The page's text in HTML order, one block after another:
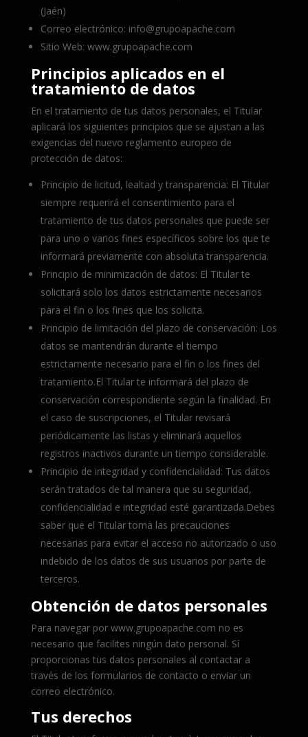
(Jaén)
Correo electrónico: info@grupoapache.com
Sitio Web: www.grupoapache.com
Principios aplicados en el
tratamiento de datos
En el tratamiento de tus datos personales, el Titular
aplicará los siguientes principios que se ajustan a las
exigencias del nuevo reglamento europeo de
protección de datos:
Principio de licitud, lealtad y transparencia: El Titular
siempre requerirá el consentimiento para el
tratamiento de tus datos personales que puede ser
para uno o varios fines específicos sobre los que te
informará previamente con absoluta transparencia.
Principio de minimización de datos: El Titular te
solicitará solo los datos estrictamente necesarios
para el fin o los fines que los solicita.
Principio de limitación del plazo de conservación: Los
datos se mantendrán durante el tiempo
estrictamente necesario para el fin o los fines del
tratamiento.El Titular te informará del plazo de
conservación correspondiente según la finalidad. En
el caso de suscripciones, el Titular revisará
periódicamente las listas y eliminará aquellos
registros inactivos durante un tiempo considerable.
Principio de integridad y confidencialidad: Tus datos
serán tratados de tal manera que su seguridad,
confidencialidad e integridad esté garantizada.Debes
saber que el Titular toma las precauciones
necesarias para evitar el acceso no autorizado o uso
indebido de los datos de sus usuarios por parte de
terceros.
Obtención de datos personales
Para navegar por www.grupoapache.com no es
necesario que facilites ningún dato personal. Sí
proporcionas tus datos personales al contactar a
través de los formularios de contacto o enviar un
correo electrónico.
Tus derechos